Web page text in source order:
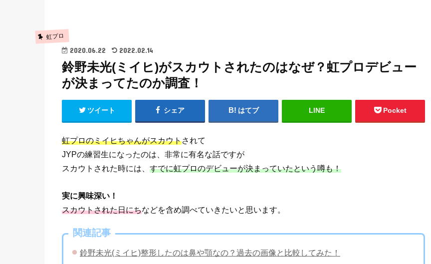
虹プロ
2020.06.22 2022.02.14
鈴野未光(ミイヒ)がスカウトされたのはなぜ？虹プロデビュー
が決まってたのか調査！
ツイート シェア はてブ LINE Pocket
虹プロのミイヒちゃんがスカウトされて
JYPの練習生になったのは、非常に有名な話ですが
スカウトされた時には、 すでに虹プロのデビューが決まっていたという噂も！
実に興味深い！
スカウトされた日にちなどを含め調べていきたいと思います。
関連記事
鈴野未光(ミイヒ)整形したのは鼻や顎なの？過去の画像と比較してみた！